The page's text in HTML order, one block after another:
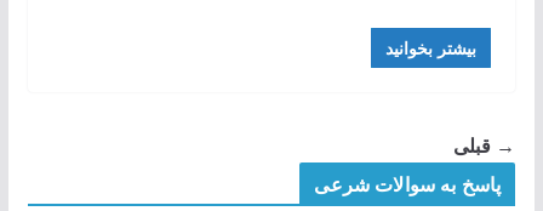
بیشتر بخوانید
→ قبلی
پاسخ به سوالات شرعی